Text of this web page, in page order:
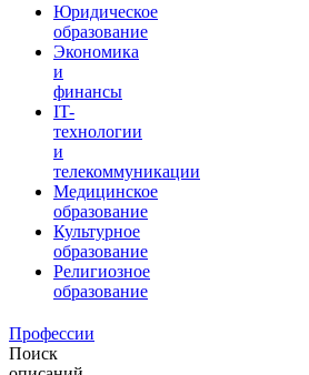
Юридическое
образование
Экономика
и
финансы
IT-
технологии
и
телекоммуникации
Медицинское
образование
Культурное
образование
Религиозное
образование
Профессии
Поиск